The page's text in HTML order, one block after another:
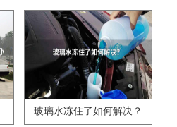
玻璃水冻住了如何解决？